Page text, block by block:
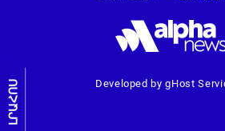
ԼՐԱՀՈՍ Developed by gHost